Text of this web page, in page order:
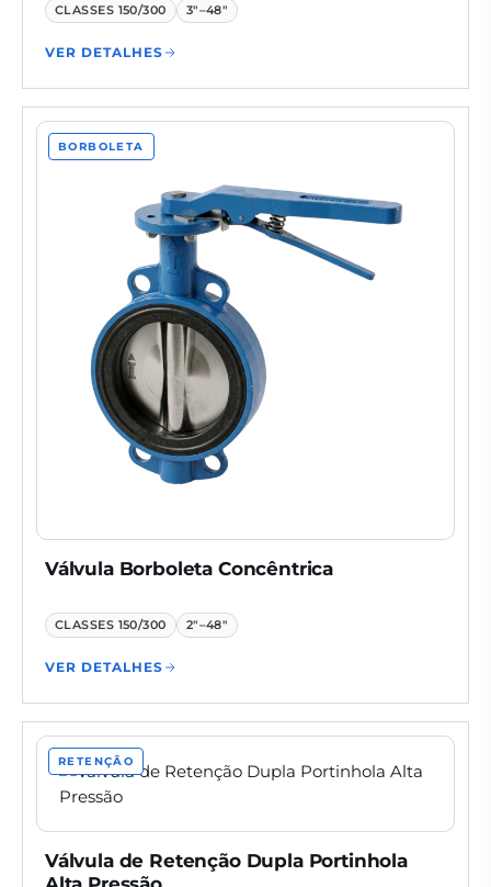
CLASSES 150/300 3"–48"
VER DETALHES
BORBOLETA
Válvula Borboleta Concêntrica
CLASSES 150/300 2"–48"
VER DETALHES
RETENÇÃO
Válvula de Retenção Dupla Portinhola